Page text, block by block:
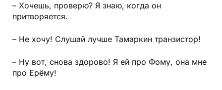
– Хочешь, проверю? Я знаю, когда он
притворяется.
– Не хочу! Слушай лучше Тамаркин транзистор!
– Ну вот, снова здорово! Я ей про Фому, она мне
про Ерёму!